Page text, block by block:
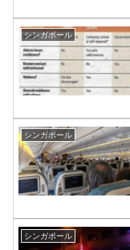
シンガポール
シンガポール
シンガポール